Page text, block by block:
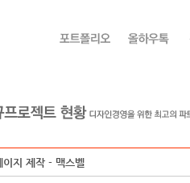
이지 제작 - 맥스벨